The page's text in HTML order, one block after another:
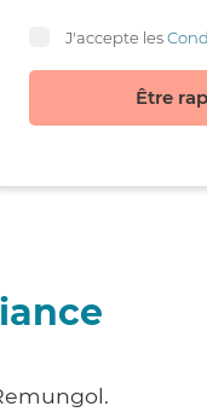
J'accepte les
Être